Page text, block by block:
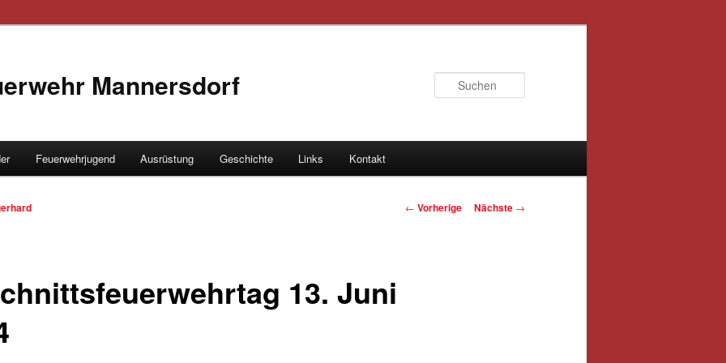
Mannersdorf
Feuerwehrjugend Ausrüstung Geschichte Links Kontakt
Artikelnavigation
← Vorherige Nächste →
13. Juni